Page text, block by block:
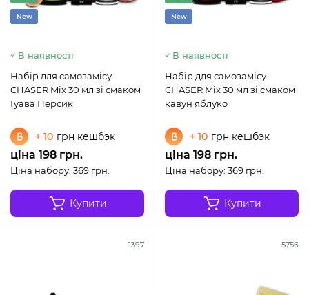
New
В наявності
Набір для самозамісу
CHASER Mix 30 мл зі смаком
Гуава Персик
+ 10 грн кешбэк
ціна 198 грн.
Ціна набору: 369 грн.
Купити
New
В наявності
Набір для самозамісу
CHASER Mix 30 мл зі смаком
кавун яблуко
+ 10 грн кешбэк
ціна 198 грн.
Ціна набору: 369 грн.
Купити
1397 5756